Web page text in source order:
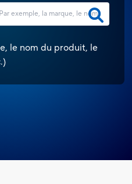
le nom du produit, le
)